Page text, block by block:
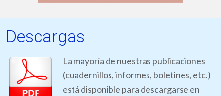
Descargas
La mayoría de nuestras publicaciones
(cuadernillos, informes, boletines, etc.)
está disponible para descargarse en